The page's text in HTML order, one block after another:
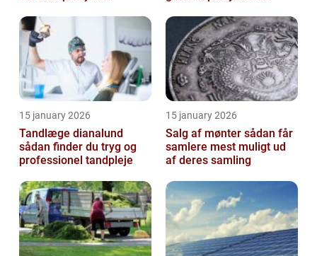
15 january 2026
Tandlæge dianalund
sådan finder du tryg og
professionel tandpleje
15 january 2026
Salg af mønter sådan får
samlere mest muligt ud
af deres samling